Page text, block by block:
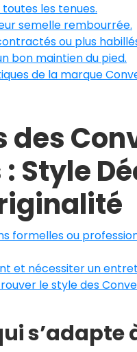
les tenues.
semelle rembourrée.
ou plus
bon maintien du pied.
de la marque
Style
formelles ou
et nécessiter un
le style des
s’adapte